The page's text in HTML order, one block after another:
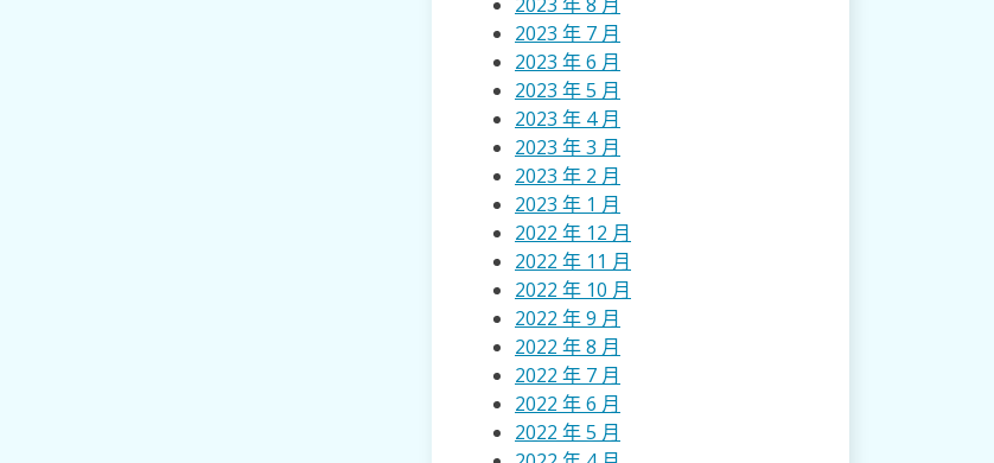
2023 年 7 月
2023 年 6 月
2023 年 5 月
2023 年 4 月
2023 年 3 月
2023 年 2 月
2023 年 1 月
2022 年 12 月
2022 年 11 月
2022 年 10 月
2022 年 9 月
2022 年 8 月
2022 年 7 月
2022 年 6 月
2022 年 5 月